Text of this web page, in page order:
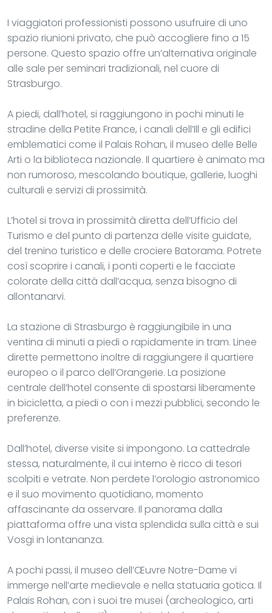
I viaggiatori professionisti possono usufruire di uno
spazio riunioni privato, che può accogliere fino a 15
persone. Questo spazio offre un’alternativa originale
alle sale per seminari tradizionali, nel cuore di
Strasburgo.
A piedi, dall’hotel, si raggiungono in pochi minuti le
stradine della Petite France, i canali dell’Ill e gli edifici
emblematici come il Palais Rohan, il museo delle Belle
Arti o la biblioteca nazionale. Il quartiere è animato ma
non rumoroso, mescolando boutique, gallerie, luoghi
culturali e servizi di prossimità.
L’hotel si trova in prossimità diretta dell’Ufficio del
Turismo e del punto di partenza delle visite guidate,
del trenino turistico e delle crociere Batorama. Potrete
così scoprire i canali, i ponti coperti e le facciate
colorate della città dall’acqua, senza bisogno di
allontanarvi.
La stazione di Strasburgo è raggiungibile in una
ventina di minuti a piedi o rapidamente in tram. Linee
dirette permettono inoltre di raggiungere il quartiere
europeo o il parco dell’Orangerie. La posizione
centrale dell’hotel consente di spostarsi liberamente
in bicicletta, a piedi o con i mezzi pubblici, secondo le
preferenze.
Dall’hotel, diverse visite si impongono. La cattedrale
stessa, naturalmente, il cui interno è ricco di tesori
scolpiti e vetrate. Non perdete l’orologio astronomico
e il suo movimento quotidiano, momento
affascinante da osservare. Il panorama dalla
piattaforma offre una vista splendida sulla città e sui
Vosgi in lontananza.
A pochi passi, il museo dell’Œuvre Notre-Dame vi
immerge nell’arte medievale e nella statuaria gotica. Il
Palais Rohan, con i suoi tre musei (archeologico, arti